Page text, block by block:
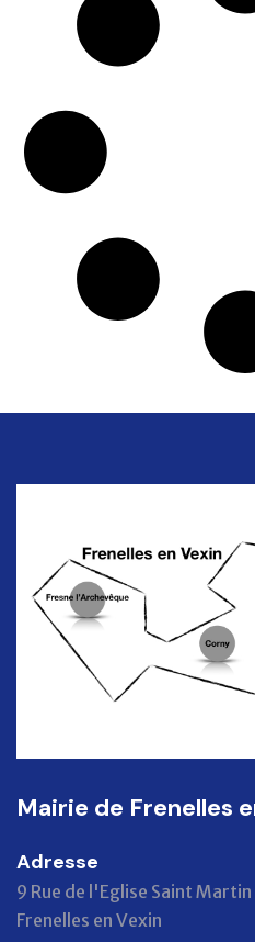
Mairie de Frenelles
Adresse
9 Rue de l'Eglise Saint
Frenelles en Vexin